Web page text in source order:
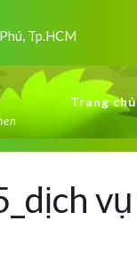
Tp.HCM
Trang chủ